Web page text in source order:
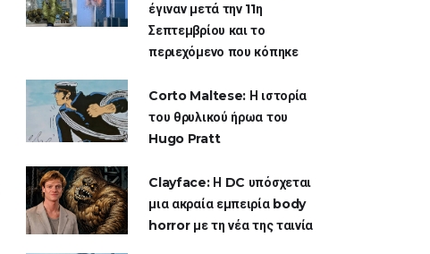
έγιναν μετά την 11η
Σεπτεμβρίου και το
περιεχόμενο που κόπηκε
Corto Maltese: Η ιστορία
του θρυλικού ήρωα του
Hugo Pratt
Clayface: Η DC υπόσχεται
μια ακραία εμπειρία body
horror με τη νέα της ταινία